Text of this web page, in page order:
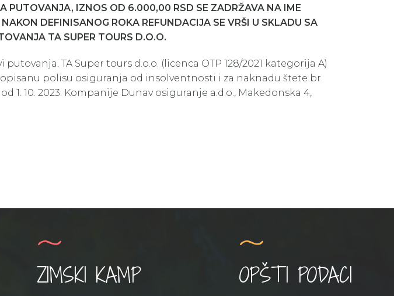
PUTOVANJA, IZNOS OD 6.000,00 RSD SE ZADRŽAVA NA IME
DEFINISANOG ROKA REFUNDACIJA SE VRŠI U SKLADU SA
TA SUPER TOURS D.O.O.
TA Super tours d.o.o. (licenca OTP 128/2021 kategorija A)
polisu osiguranja od insolventnosti i za naknadu štete br.
1. 10. 2023. Kompanije Dunav osiguranje a.d.o., Makedonska 4,
ZIMSKI KAMP OPŠTI PODACI